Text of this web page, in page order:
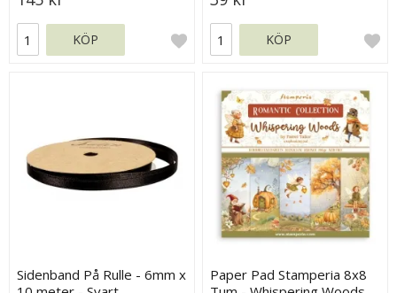
KÖP KÖP
Sidenband På Rulle - 6mm x
Paper Pad Stamperia 8x8